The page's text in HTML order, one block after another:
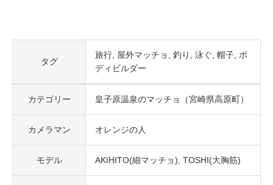
タグ
旅行 屋外マッチョ 釣り 泳ぐ 帽子 ボ
ディビルダー
カテゴリー 皇子原温泉のマッチョ（宮崎県高原町）
カメラマン オレンジの人
モデル AKIHITO(細マッチョ) TOSHI(大胸筋)